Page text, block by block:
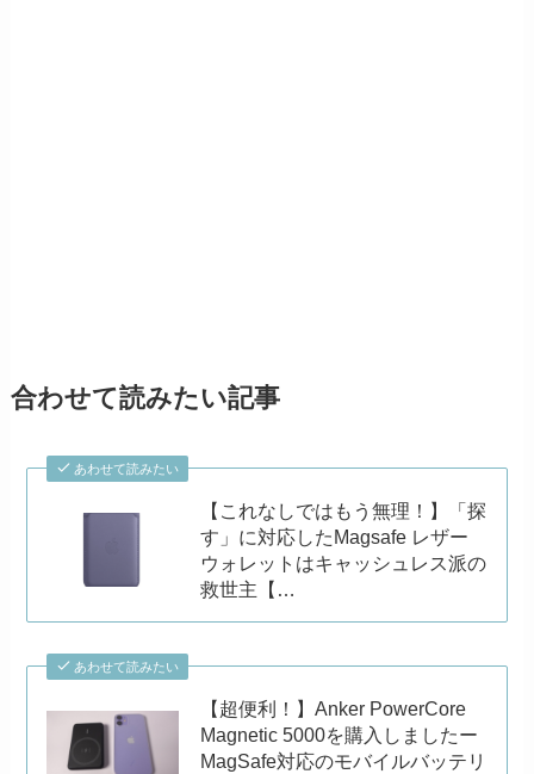
合わせて読みたい記事
あわせて読みたい
【これなしではもう無理！】「探
す」に対応したMagsafe レザー
ウォレットはキャッシュレス派の
救世主【…
あわせて読みたい
【超便利！】Anker PowerCore
Magnetic 5000を購入しましたー
MagSafe対応のモバイルバッテリ